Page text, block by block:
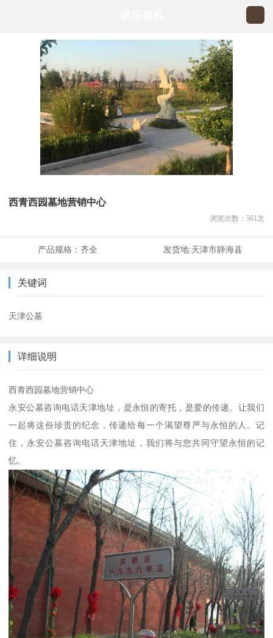
西青西园墓地营销中心
浏览次数： 561 次
产品规格： 齐全 发货地:天津市静海县
关键词
天津公墓
详细说明
西青西园墓地营销中心
永安公墓咨询电话天津地址，是永恒的寄托，是爱的传递。让我们
一起将这份珍贵的纪念，传递给每一个渴望尊严与永恒的人。记
住，永安公墓咨询电话天津地址，我们将与您共同守望永恒的记
忆。